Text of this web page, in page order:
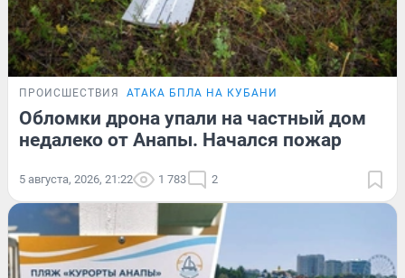
ПРОИСШЕСТВИЯ АТАКА БПЛА НА КУБАНИ
Обломки дрона упали на частный дом
недалеко от Анапы. Начался пожар
5 августа, 2026, 21:22 1 783 2